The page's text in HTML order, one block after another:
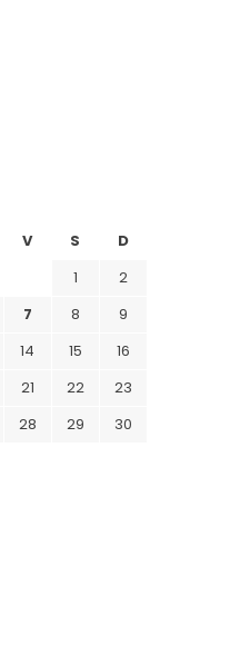
V S
D
1
2
7 8
9
14 15
16
21 22
23
28 29
30